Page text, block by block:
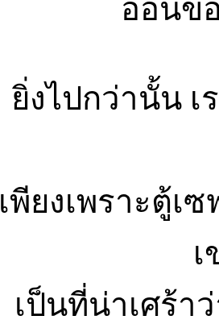
อ่อนข
ยิ่งไปกว่านั้น
เพียงเพราะตู้เ
เป็นที่น่าเศร้